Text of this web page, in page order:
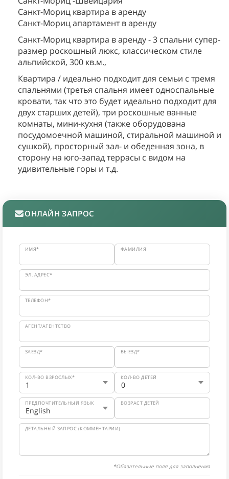
Санкт-Мориц квартира в аренду
Санкт-Мориц апартамент в аренду
Санкт-Мориц квартира в аренду - 3 спальни супер-
размер роскошный люкс, классическом стиле
альпийской, 300 кв.м.,
Квартира / идеально подходит для семьи с тремя
спальнями (третья спальня имеет односпальные
кровати, так что это будет идеально подходит для
двух старших детей), три роскошные ванные
комнаты, мини-кухня (также оборудована
посудомоечной машиной, стиральной машиной и
сушкой), просторный зал- и обеденная зона, в
сторону на юго-запад террасы с видом на
удивительные горы и т.д.
ОНЛАЙН ЗАПРОС
ИМЯ* ФАМИЛИЯ
ЭЛ. АДРЕС*
ТЕЛЕФОН*
АГЕНТ/АГЕНТСТВО
ЗАЕЗД* ВЫЕЗД*
КОЛ-ВО ВЗРОСЛЫХ* КОЛ-ВО ДЕТЕЙ
ПРЕДПОЧТИТЕЛЬНЫЙ ЯЗЫК ВОЗРАСТ ДЕТЕЙ
ДЕТАЛЬНЫЙ ЗАПРОС (КОММЕНТАРИИ)
*Обязательные поля для заполнения